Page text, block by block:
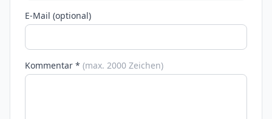
E-Mail (optional)
Kommentar * (max. 2000 Zeichen)